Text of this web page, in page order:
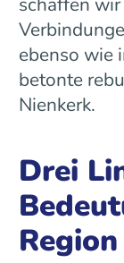
ebenso wie
betonte
Nienkerk.
Drei
Region